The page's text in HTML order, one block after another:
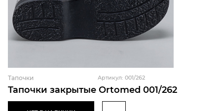
Тапочки закрытые Ortomed 001/262
Тапочки Артикул: 001/262